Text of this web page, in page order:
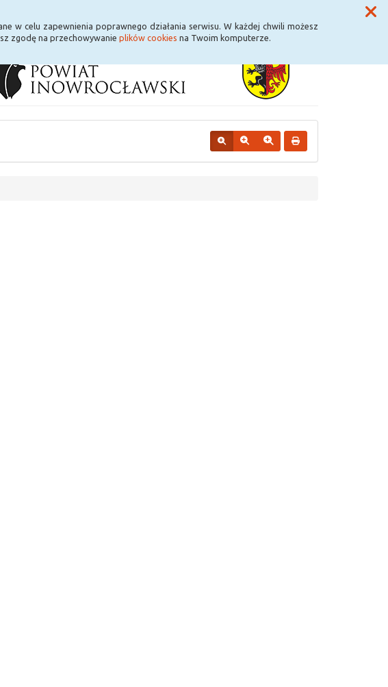
w celu zapewnienia poprawnego działania serwisu. W każdej chwili możesz
zgodę na przechowywanie plików cookies na Twoim komputerze.